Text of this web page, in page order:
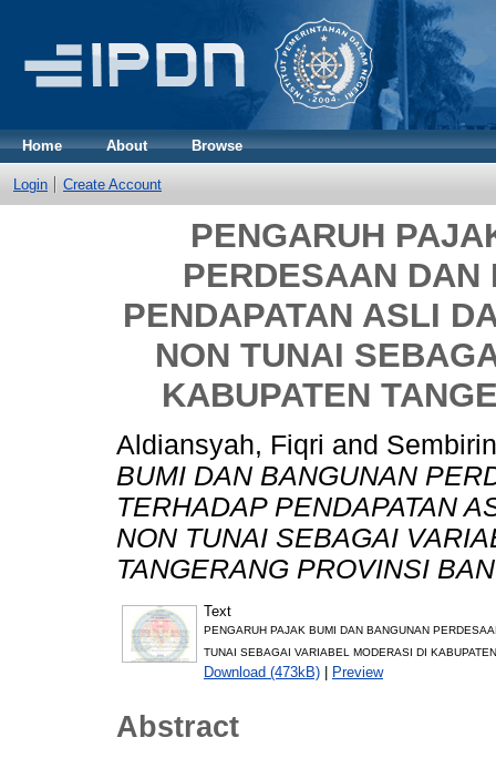
Home About Browse
Login Create Account
PENGARUH
PERDESAAN DAN
PENDAPATAN ASLI
NON TUNAI
KABUPATEN
Aldiansyah, Fiqri and
BUMI DAN BANGUNAN
TERHADAP PENDAPATAN
NON TUNAI SEBAGAI
TANGERANG PROVINSI
Text
PENGARUH PAJAK BUMI DAN BANGUNAN
TUNAI SEBAGAI VARIABEL MODERASI DI
Download (473kB) | Preview
Abstract